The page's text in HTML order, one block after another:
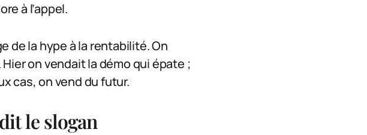
à l’appel.
de la hype à la rentabilité. On
on vendait la démo qui épate ;
cas, on vend du futur.
le slogan